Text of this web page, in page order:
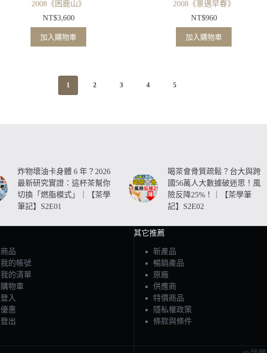
2008《困鹿山》
NT$3,600
加入購物車
2008《景邁早春》
NT$960
加入購物車
1 2 3 4 5
炸物壞油卡身體 6 年？2026
最新研究實證：這杯茶幫你
切換「燃脂模式」｜【茶學
筆記】S2E01
喝茶會骨質疏鬆？台大與跨
國56萬人大數據破迷思！風
險反降25%！｜【茶學筆
記】S2E02
商品
我的帳號
我的清單
購物車
登入
優惠
登出
其它推薦
新產品
暢銷產品
原廠
供應商
特價商品
隱私權政策
條款與條件